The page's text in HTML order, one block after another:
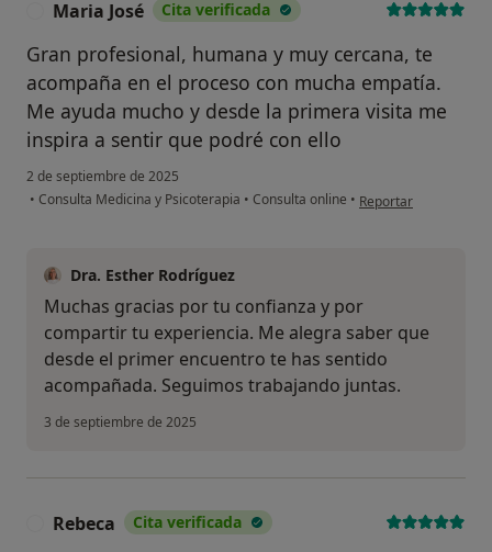
Maria José Cita verificada
Gran profesional, humana y muy cercana, te
acompaña en el proceso con mucha empatía.
Me ayuda mucho y desde la primera visita me
inspira a sentir que podré con ello
2 de septiembre de 2025
• Consulta Medicina y Psicoterapia • Consulta online • en opinión del
Reportar
Dra. Esther Rodríguez
Muchas gracias por tu confianza y por
compartir tu experiencia. Me alegra saber que
desde el primer encuentro te has sentido
acompañada. Seguimos trabajando juntas.
3 de septiembre de 2025
Rebeca Cita verificada